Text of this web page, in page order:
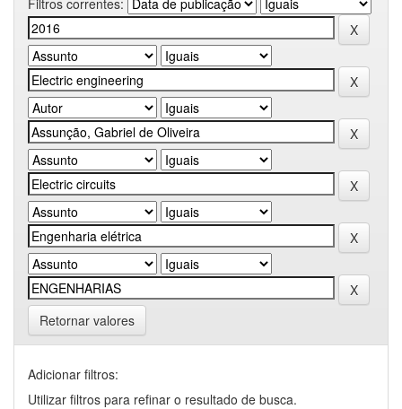
Filtros correntes:
Retornar valores
Adicionar filtros:
Utilizar filtros para refinar o resultado de busca.